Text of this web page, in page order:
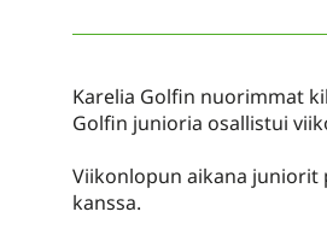
Karelia Golfin nuorimmat
Golfin junioria osallistui
Viikonlopun aikana juniorit
kanssa.